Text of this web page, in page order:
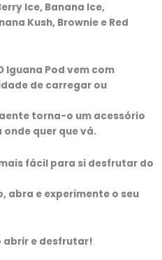
Ice, Banana Ice,
Kush, Brownie e Red
Iguana Pod vem com
de carregar ou
torna-o um acessório
quer que vá.
fácil para si desfrutar do
abra e experimente o seu
abrir e desfrutar!